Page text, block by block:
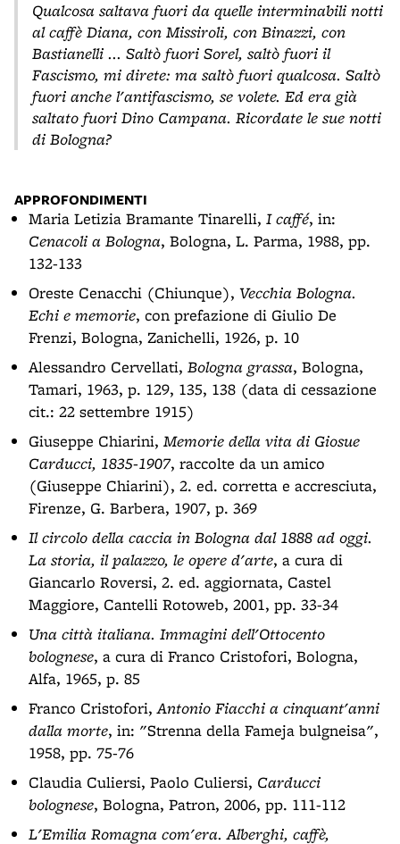
Qualcosa saltava fuori da quelle interminabili notti
al caffè Diana, con Missiroli, con Binazzi, con
Bastianelli ... Saltò fuori Sorel, saltò fuori il
Fascismo, mi direte: ma saltò fuori qualcosa. Saltò
fuori anche l'antifascismo, se volete. Ed era già
saltato fuori Dino Campana. Ricordate le sue notti
di Bologna?
APPROFONDIMENTI
Maria Letizia Bramante Tinarelli, I caffé, in:
Cenacoli a Bologna, Bologna, L. Parma, 1988, pp.
132-133
Oreste Cenacchi (Chiunque), Vecchia Bologna.
Echi e memorie, con prefazione di Giulio De
Frenzi, Bologna, Zanichelli, 1926, p. 10
Alessandro Cervellati, Bologna grassa, Bologna,
Tamari, 1963, p. 129, 135, 138 (data di cessazione
cit.: 22 settembre 1915)
Giuseppe Chiarini, Memorie della vita di Giosue
Carducci, 1835-1907, raccolte da un amico
(Giuseppe Chiarini), 2. ed. corretta e accresciuta,
Firenze, G. Barbera, 1907, p. 369
Il circolo della caccia in Bologna dal 1888 ad oggi.
La storia, il palazzo, le opere d'arte, a cura di
Giancarlo Roversi, 2. ed. aggiornata, Castel
Maggiore, Cantelli Rotoweb, 2001, pp. 33-34
Una città italiana. Immagini dell'Ottocento
bolognese, a cura di Franco Cristofori, Bologna,
Alfa, 1965, p. 85
Franco Cristofori,Antonio Fiacchi a cinquant'anni
dalla morte, in: "Strenna della Fameja bulgneisa",
1958, pp. 75-76
Claudia Culiersi, Paolo Culiersi, Carducci
bolognese, Bologna, Patron, 2006, pp. 111-112
L'Emilia Romagna com'era. Alberghi, caffè,